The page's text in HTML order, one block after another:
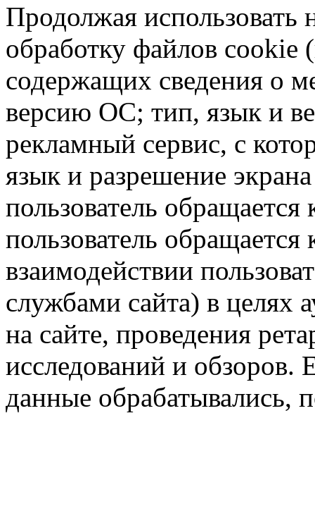
Продолжая использовать
обработку файлов cookie
содержащих сведения о
версию ОС; тип, язык и
рекламный сервис, с
язык и разрешение
пользователь обращается
пользователь обращается
взаимодействии
службами сайта) в целях
на сайте, проведения
исследований и обзоров.
данные обрабатывались,